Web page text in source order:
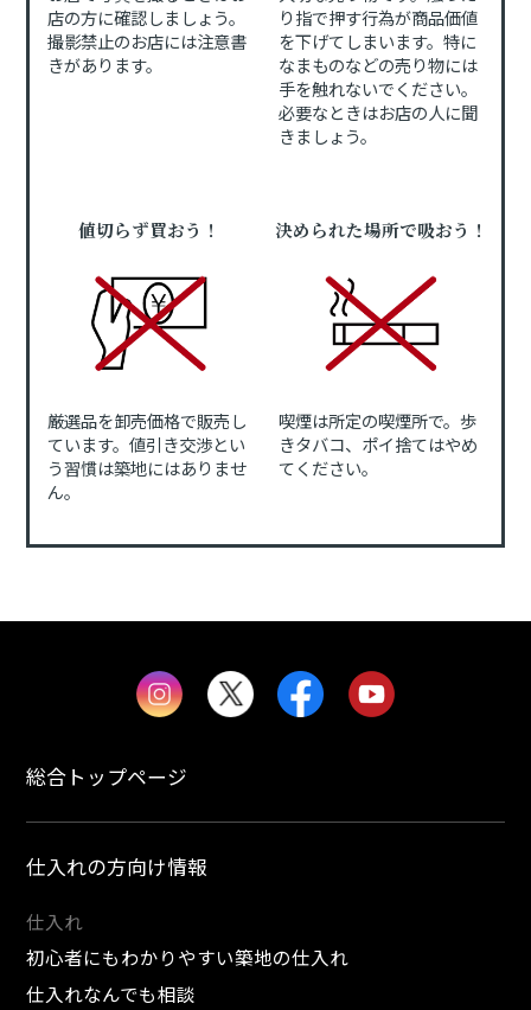
店の方に確認しましょう。
撮影禁止のお店には注意書
きがあります。
り指で押す行為が商品価値
を下げてしまいます。特に
なまものなどの売り物には
手を触れないでください。
必要なときはお店の人に聞
きましょう。
値切らず買おう！
厳選品を卸売価格で販売し
ています。値引き交渉とい
う習慣は築地にはありませ
ん。
決められた場所で吸おう！
喫煙は所定の喫煙所で。歩
きタバコ、ポイ捨てはやめ
てください。
総合トップページ
仕入れの方向け情報
仕入れ
初心者にもわかりやすい築地の仕入れ
仕入れなんでも相談